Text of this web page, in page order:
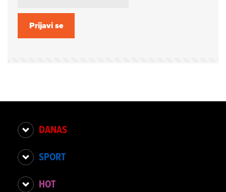
Prijavi se
DANAS
SPORT
HOT